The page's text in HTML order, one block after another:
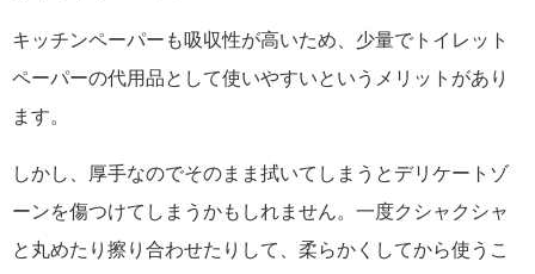
キッチンペーパーも吸収性が高いため、少量でトイレット
ペーパーの代用品として使いやすいというメリットがあり
ます。
しかし、厚手なのでそのまま拭いてしまうとデリケートゾ
ーンを傷つけてしまうかもしれません。一度クシャクシャ
と丸めたり擦り合わせたりして、柔らかくしてから使うこ